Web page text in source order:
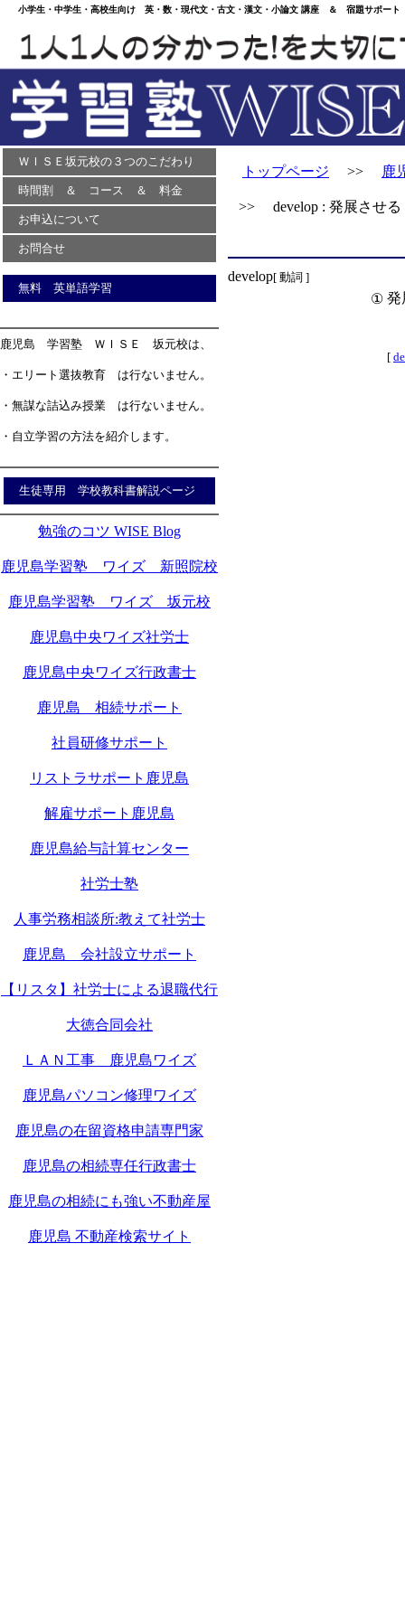
小学生・中学生・高校生向け 英・数・現代文・古文・漢文・小論文 講座 ＆ 宿題サポー
ＷＩＳＥ坂元校の３つのこだわり
時間割 ＆ コース ＆ 料金
お申込について
お問合せ
無料 英単語学習
鹿児島 学習塾 ＷＩＳＥ 坂元校は、
・エリート選抜教育 は行ないません。
・無謀な詰込み授業 は行ないません。
・自立学習の方法を紹介します。
生徒専用 学校教科書解説ページ
勉強のコツ WISE Blog
鹿児島学習塾 ワイズ 新照院校
鹿児島学習塾 ワイズ 坂元校
鹿児島中央ワイズ社労士
鹿児島中央ワイズ行政書士
鹿児島 相続サポート
社員研修サポート
リストラサポート鹿児島
解雇サポート鹿児島
鹿児島給与計算センター
社労士塾
人事労務相談所:教えて社労士
鹿児島 会社設立サポート
【リスタ】社労士による退職代行
大徳合同会社
ＬＡＮ工事 鹿児島ワイズ
鹿児島パソコン修理ワイズ
鹿児島の在留資格申請専門家
鹿児島の相続専任行政書士
鹿児島の相続にも強い不動産屋
鹿児島 不動産検索サイト
トップページ >> 鹿
>> develop : 発展させる
develop[ 動詞 ]
① 発
[